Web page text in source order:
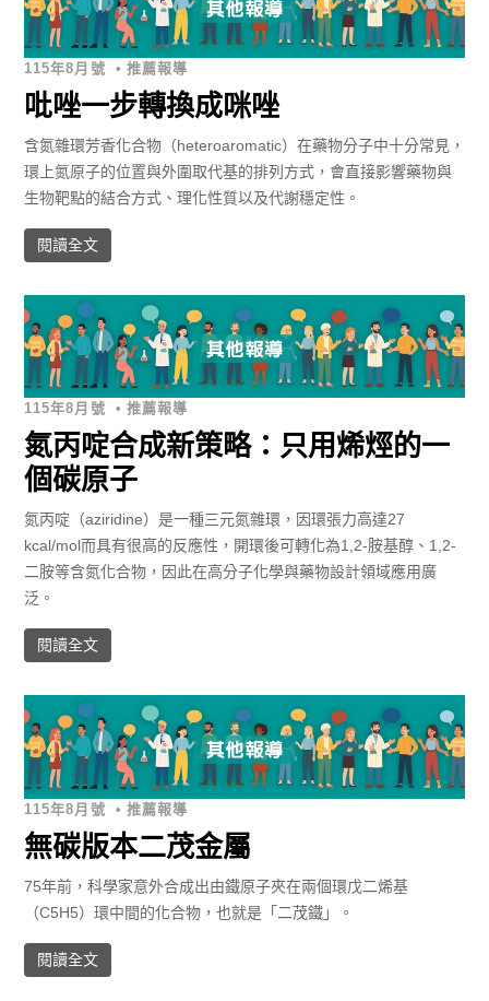
115年8月號 • 推薦報導
吡唑一步轉換成咪唑
含氮雜環芳香化合物（heteroaromatic）在藥物分子中十分常見，
環上氮原子的位置與外圍取代基的排列方式，會直接影響藥物與
生物靶點的結合方式、理化性質以及代謝穩定性。
閱讀全文
115年8月號 • 推薦報導
氮丙啶合成新策略：只用烯烴的一
個碳原子
氮丙啶（aziridine）是一種三元氮雜環，因環張力高達27
kcal/mol而具有很高的反應性，開環後可轉化為1,2-胺基醇、1,2-
二胺等含氮化合物，因此在高分子化學與藥物設計領域應用廣
泛。
閱讀全文
115年8月號 • 推薦報導
無碳版本二茂金屬
75年前，科學家意外合成出由鐵原子夾在兩個環戊二烯基
（C5H5）環中間的化合物，也就是「二茂鐵」。
閱讀全文